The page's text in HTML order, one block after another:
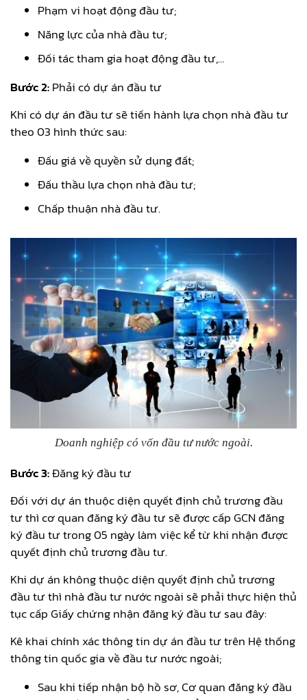
Phạm vi hoạt động đầu tư;
Năng lực của nhà đầu tư;
Đối tác tham gia hoạt động đầu tư,…
Bước 2:Phải có dự án đầu tư
Khi có dự án đầu tư sẽ tiến hành lựa chọn nhà đầu tư
theo 03 hình thức sau:
Đấu giá về quyền sử dụng đất;
Đấu thầu lựa chọn nhà đầu tư;
Chấp thuận nhà đầu tư.
Doanh nghiệp có vốn đầu tư nước ngoài.
Bước 3:Đăng ký đầu tư
Đối với dự án thuộc diện quyết định chủ trương đầu
tư thì cơ quan đăng ký đầu tư sẽ được cấp GCN đăng
ký đầu tư trong 05 ngày làm việc kể từ khi nhận được
quyết định chủ trương đầu tư.
Khi dự án không thuộc diện quyết định chủ trương
đầu tư thì nhà đầu tư nước ngoài sẽ phải thực hiện thủ
tục cấp Giấy chứng nhận đăng ký đầu tư sau đây:
Kê khai chính xác thông tin dự án đầu tư trên Hệ thống
thông tin quốc gia về đầu tư nước ngoài;
Sau khi tiếp nhận bộ hồ sơ, Cơ quan đăng ký đầu